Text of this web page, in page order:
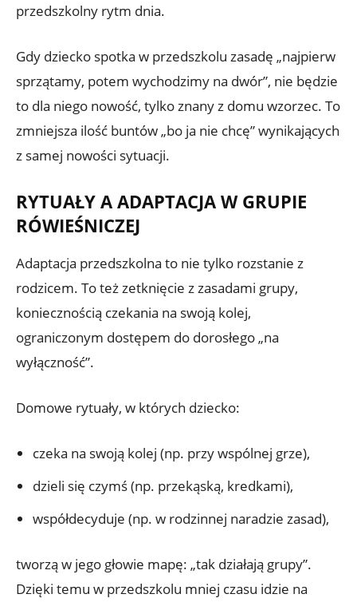
przedszkolny rytm dnia.
Gdy dziecko spotka w przedszkolu zasadę „najpierw
sprzątamy, potem wychodzimy na dwór”, nie będzie
to dla niego nowość, tylko znany z domu wzorzec. To
zmniejsza ilość buntów „bo ja nie chcę” wynikających
z samej nowości sytuacji.
RYTUAŁY A ADAPTACJA W GRUPIE
RÓWIEŚNICZEJ
Adaptacja przedszkolna to nie tylko rozstanie z
rodzicem. To też zetknięcie z zasadami grupy,
koniecznością czekania na swoją kolej,
ograniczonym dostępem do dorosłego „na
wyłączność”.
Domowe rytuały, w których dziecko:
czeka na swoją kolej (np. przy wspólnej grze),
dzieli się czymś (np. przekąską, kredkami),
współdecyduje (np. w rodzinnej naradzie zasad),
tworzą w jego głowie mapę: „tak działają grupy”.
Dzięki temu w przedszkolu mniej czasu idzie na